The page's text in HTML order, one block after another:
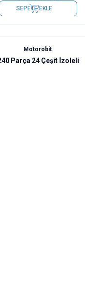
SEPETE EKLE
Motorobit
Parça 24 Çeşit İzoleli